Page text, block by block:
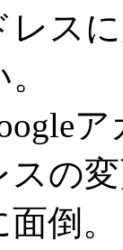
レス
の
倒。